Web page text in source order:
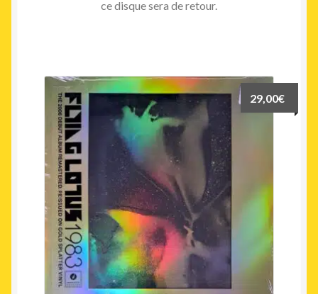
ce disque sera de retour.
29,00€